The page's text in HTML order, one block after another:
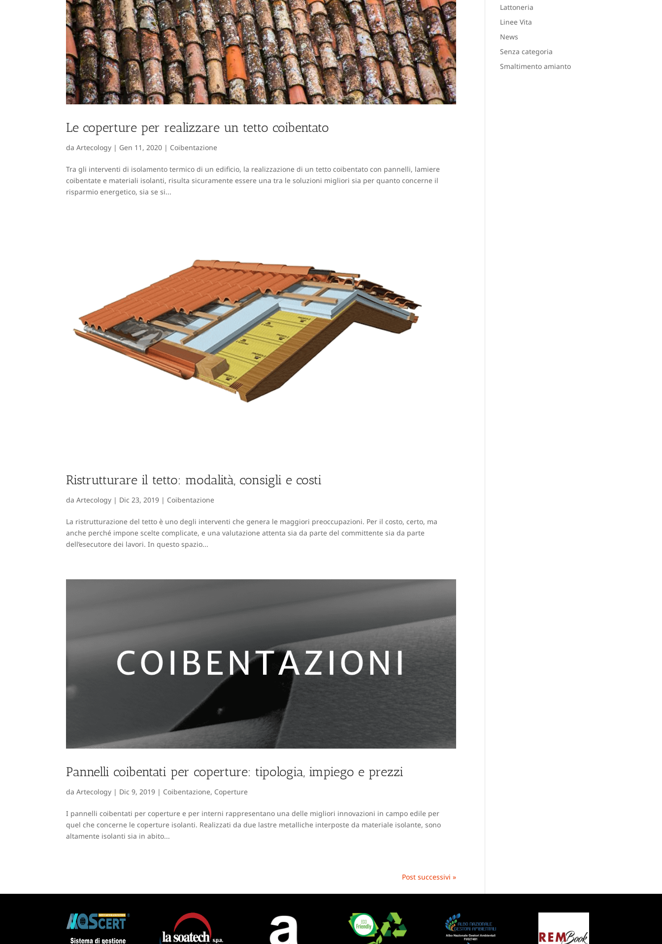
Le coperture per realizzare un tetto coibentato
daArtecology | Gen 11, 2020 | Coibentazione
Tra gli interventi di isolamento termico di un edificio, la realizzazione di un tetto coibentato con pannelli, lamiere
coibentate e materiali isolanti, risulta sicuramente essere una tra le soluzioni migliori sia per quanto concerne il
risparmio energetico, sia se si...
Ristrutturare il tetto: modalità, consigli e costi
daArtecology | Dic 23, 2019 | Coibentazione
La ristrutturazione del tetto è uno degli interventi che genera le maggiori preoccupazioni. Per il costo, certo, ma
anche perché impone scelte complicate, e una valutazione attenta sia da parte del committente sia da parte
dell’esecutore dei lavori. In questo spazio...
Pannelli coibentati per coperture: tipologia, impiego e prezzi
daArtecology | Dic 9, 2019 | Coibentazione, Coperture
I pannelli coibentati per coperture e per interni rappresentano una delle migliori innovazioni in campo edile per
quel che concerne le coperture isolanti. Realizzati da due lastre metalliche interposte da materiale isolante, sono
altamente isolanti sia in abito...
Post successivi »
Lattoneria
Linee Vita
News
Senza categoria
Smaltimento amianto